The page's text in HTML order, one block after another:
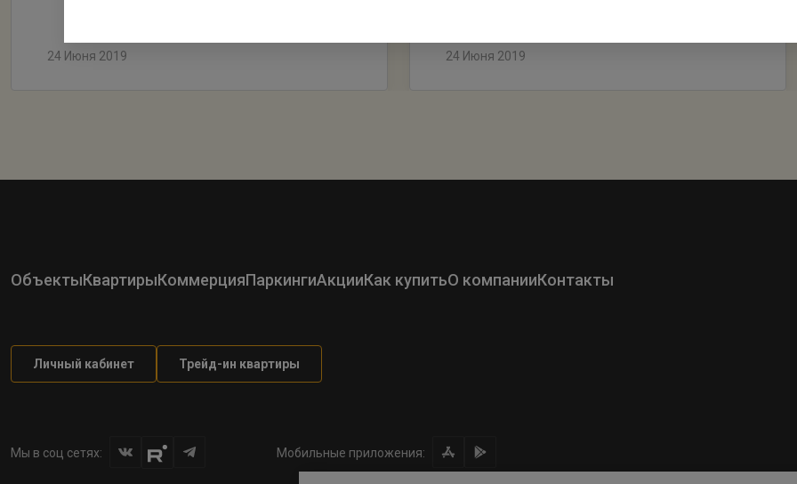
24 Июня 2019 24 Июня 2019
ОбъектыКвартирыКоммерцияПаркингиАкцииКак купитьО компанииКонтакты
Личный кабинет Трейд-ин квартиры
Мы в соц сетях: Мобильные приложения: